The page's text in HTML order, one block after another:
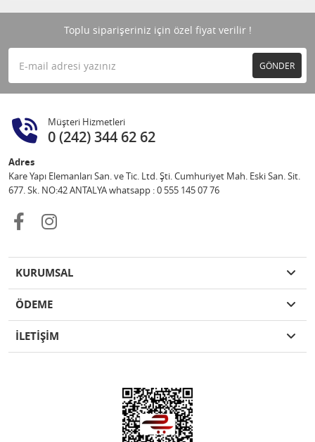
Toplu siparişeriniz için özel fiyat verilir !
GÖNDER
Müşteri Hizmetleri
0 (242) 344 62 62
Adres
Kare Yapı Elemanları San. ve Tic. Ltd. Şti. Cumhuriyet Mah. Eski San. Sit.
677. Sk. NO:42 ANTALYA whatsapp : 0 555 145 07 76
KURUMSAL
ÖDEME
İLETİŞİM